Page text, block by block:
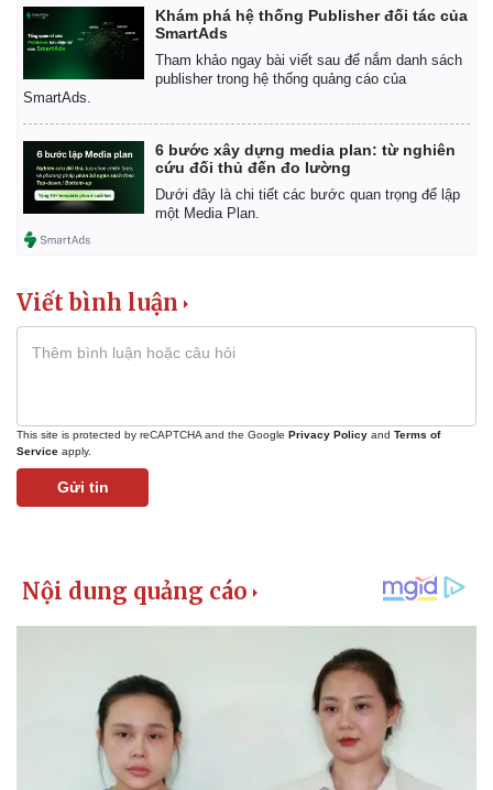
Khám phá hệ thống Publisher đối tác của
SmartAds
Tham khảo ngay bài viết sau để nắm danh sách
publisher trong hệ thống quảng cáo của
SmartAds.
6 bước xây dựng media plan: từ nghiên
cứu đối thủ đến đo lường
Dưới đây là chi tiết các bước quan trọng để lập
một Media Plan.
Viết bình luận
This site is protected by reCAPTCHA and the Google Privacy Policy and Terms of
Service apply.
Gửi tin